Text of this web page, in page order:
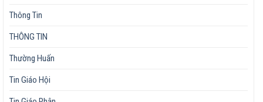
Thông Tin
THÔNG TIN
Thường Huấn
Tin Giáo Hội